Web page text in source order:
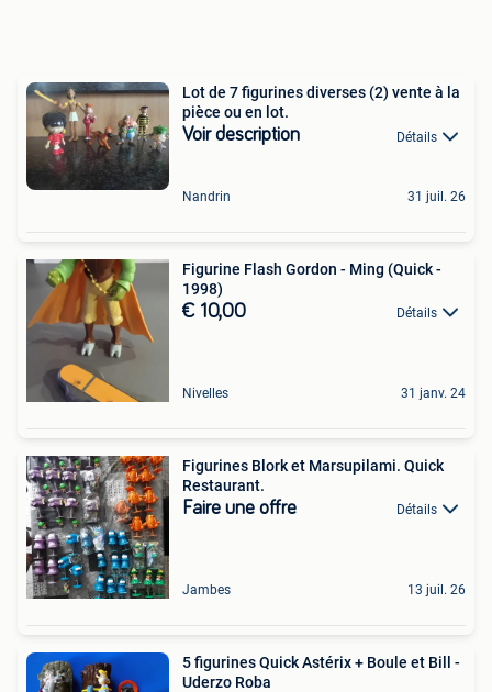
Lot de 7 figurines diverses (2) vente à la
pièce ou en lot.
Voir description Détails
Nandrin 31 juil. 26
Figurine Flash Gordon - Ming (Quick -
1998)
€ 10,00 Détails
Nivelles 31 janv. 24
Figurines Blork et Marsupilami. Quick
Restaurant.
Faire une offre Détails
Jambes 13 juil. 26
5 figurines Quick Astérix + Boule et Bill -
Uderzo Roba